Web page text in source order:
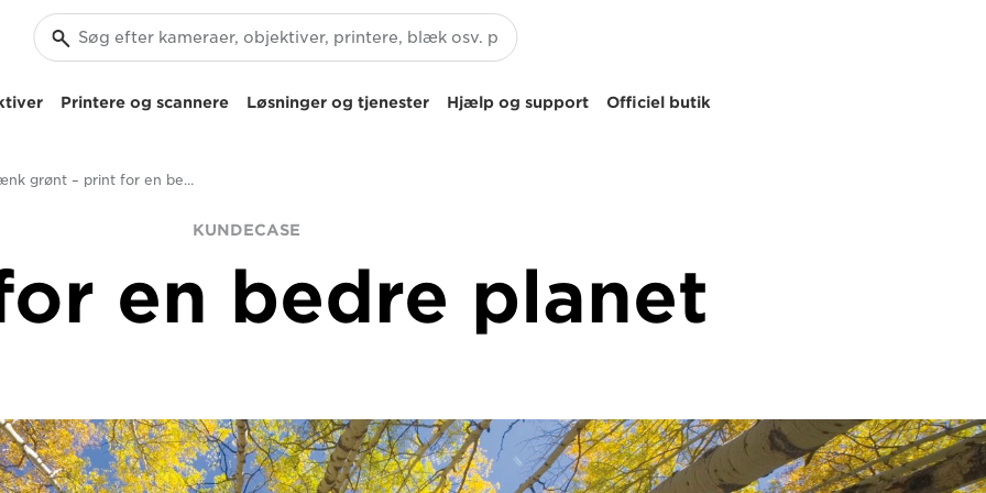
Printere og scannere Løsninger og tjenester Hjælp og support Officiel butik
Tænk grønt – print for en bedre planet
KUNDECASE
en bedre planet